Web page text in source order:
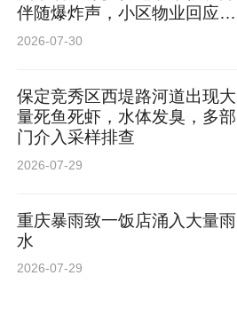
伴随爆炸声，小区物业回应:
无人员伤亡
2026-07-30
保定竞秀区西堤路河道出现大
量死鱼死虾，水体发臭，多部
门介入采样排查
2026-07-29
重庆暴雨致一饭店涌入大量雨
水
2026-07-29